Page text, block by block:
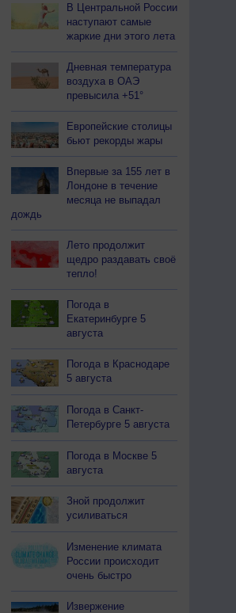
+25
Ю-З
752
+30
67
З
+35
752
+24
Штиль
+24
752
+33
Ю-З
+37
753
Ю-З
+23
В Центральной России
наступают самые
жаркие дни этого лета
Дневная температура
воздуха в ОАЭ
превысила +51°
Европейские столицы
бьют рекорды жары
Впервые за 155 лет в
Лондоне в течение
месяца не выпадал
дождь
Лето продолжит
щедро раздавать своё
тепло!
Погода в
Екатеринбурге 5
августа
Погода в Краснодаре
5 августа
Погода в Санкт-
Петербурге 5 августа
Погода в Москве 5
августа
Зной продолжит
усиливаться
Изменение климата
России происходит
очень быстро
Извержение